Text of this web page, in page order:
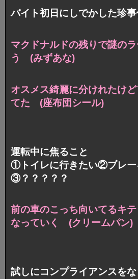
バイト初日にしでかした珍
マクドナルドの残りで謎の
う (みずあな)
オスメス綺麗に分けれたけ
てた (座布団シール)
運転中に焦ること
①トイレに行きたい②ブレー
③？？？？？
前の車のこっち向いてるキ
なっていく (クリームパン)
試しにコンプライアンスを